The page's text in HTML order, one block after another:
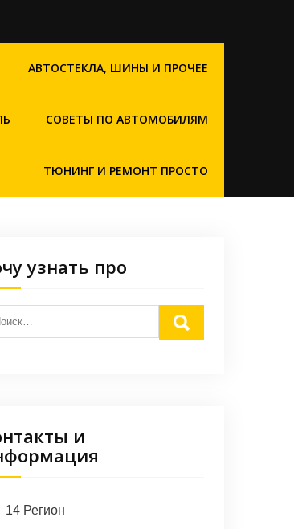
АВТОСТЕКЛА, ШИНЫ И ПРОЧЕЕ
СОВЕТЫ ПО АВТОМОБИЛЯМ
ТЮНИНГ И РЕМОНТ ПРОСТО
узнать про
и
14 Регион